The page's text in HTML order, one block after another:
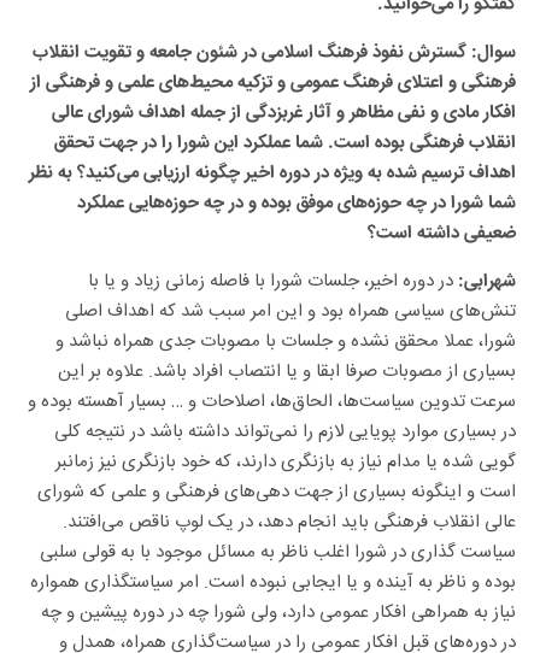
سوال: گسترش نفوذ فرهنگ اسلامی در شئون جامعه و تقویت انقلاب
فرهنگی و اعتلای فرهنگ عمومی و تزکیه محیط‌های علمی و فرهنگی از
افکار مادی و نفی مظاهر و آثار غربزدگی از جمله اهداف شورای عالی
انقلاب فرهنگی بوده است. شما عملکرد این شورا را در جهت تحقق
اهداف ترسیم شده به ویژه در دوره اخیر چگونه ارزیابی می‌کنید؟ به نظر
شما شورا در چه حوزه‌های موفق بوده و در چه حوزه‌هایی عملکرد
ضعیفی داشته است؟
شهرابی:در دوره اخیر، جلسات شورا با فاصله زمانی زیاد و یا با
تنش‌های سیاسی همراه بود و این امر سبب شد که اهداف اصلی
شورا، عملا محقق نشده و جلسات با مصوبات جدی همراه نباشد و
بسیاری از مصوبات صرفا ابقا و یا انتصاب افراد باشد. علاوه بر این
سرعت تدوین سیاست‌ها، الحاق‌ها، اصلاحات و … بسیار آهسته بوده و
در بسیاری موارد پویایی لازم را نمی‌تواند داشته باشد در نتیجه کلی
گویی شده یا مدام نیاز به بازنگری دارند، که خود بازنگری نیز زمانبر
است و اینگونه بسیاری از جهت دهی‌های فرهنگی و علمی که شورای
عالی انقلاب فرهنگی باید انجام دهد، در یک لوپ ناقص می‌افتند.
سیاست گذاری در شورا اغلب ناظر به مسائل موجود با به قولی سلبی
بوده و ناظر به آینده و یا ایجابی نبوده است. امر سیاستگذاری همواره
نیاز به همراهی افکار عمومی دارد، ولی شورا چه در دوره پیشین و چه
در دوره‌های قبل افکار عمومی را در سیاست‌گذاری همراه، همدل و
همزبان نکرده است.